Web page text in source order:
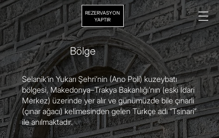
REZERVASYON
YAPTIR
Bölge
Selanik’in Yukarı Şehri’nin (Ano Poli) kuzeybatı
bölgesi, Makedonya–Trakya Bakanlığı’nın (eski İdari
Merkez) üzerinde yer alır ve günümüzde bile çınarli
(çınar ağacı) kelimesinden gelen Türkçe adı “Tsinari”
ile anılmaktadır.